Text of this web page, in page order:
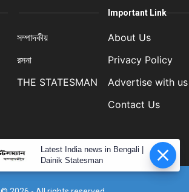
সম্পাদকীয়
রসনা
THE STATESMAN
Important Link
About Us
Privacy Policy
Advertise with us
Contact Us
Latest India news in Bengali |
Dainik Statesman